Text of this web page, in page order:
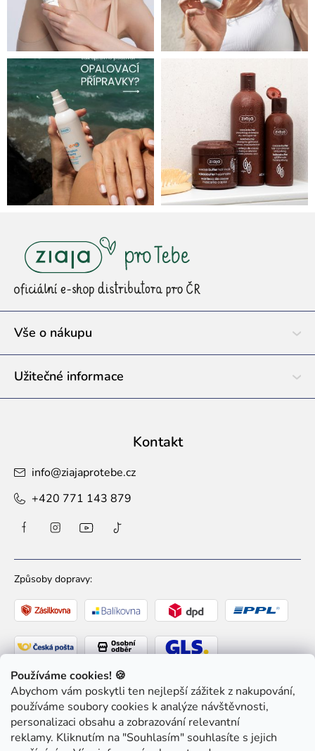
Používáme cookies! 🍪
Abychom vám poskytli ten nejlepší zážitek z nakupování,
používáme soubory cookies k analýze návštěvnosti,
personalizaci obsahu a zobrazování relevantní
reklamy. Kliknutím na "Souhlasím" souhlasíte s jejich
t
Vše o nákupu
Užitečné informace
Kontakt
info@ziajaprotebe.cz
+420 771 143 879
Způsoby dopravy:
Způsoby platby: